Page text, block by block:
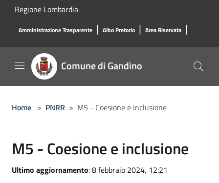
Salta al contenuto principale
Regione Lombardia
Amministrazione Trasparente | Albo Pretorio | Area Riservata |
Comune di Gandino
Home > PNRR > M5 - Coesione e inclusione
M5 - Coesione e inclusione
Ultimo aggiornamento: 8 febbraio 2024, 12:21